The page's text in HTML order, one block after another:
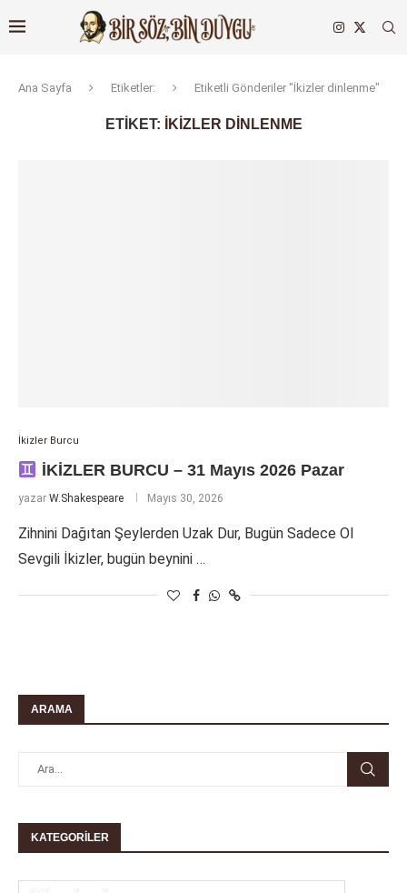
Ana Sayfa Etiketler: Etiketli Gönderiler "İkizler dinlenme"
ETIKET: İKIZLER DINLENME
İkizler Burcu
İKİZLER BURCU – 31 Mayıs 2026 Pazar
yazar W.Shakespeare Mayıs 30, 2026
Zihnini Dağıtan Şeylerden Uzak Dur, Bugün Sadece Ol
Sevgili İkizler, bugün beynini …
ARAMA
KATEGORILER